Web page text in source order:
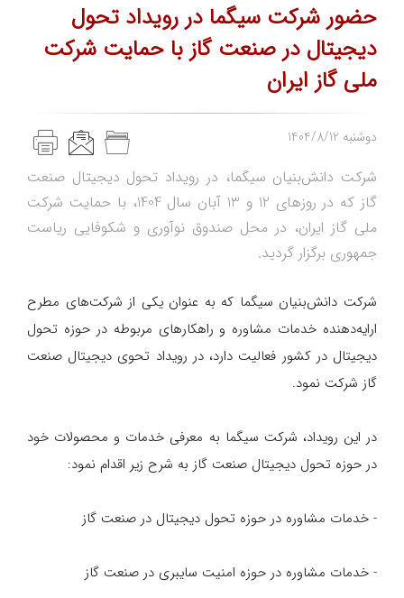
حضور شرکت سیگما در رویداد تحول
دیجیتال در صنعت گاز با حمایت شرکت
ملی گاز ایران
1404/8/12 دوشنبه
شرکت دانش‌بنیان سیگما، در رویداد تحول دیجیتال صنعت
گاز که در روزهای 12 و 13 آبان سال 1404، با حمایت شرکت
ملی گاز ایران، در محل صندوق نوآوری و شکوفایی ریاست
جمهوری برگزار گردید.
شرکت دانش‌بنیان سیگما که به عنوان یکی از شرکت‎‌های مطرح
ارایه‌دهنده خدمات مشاوره و راهکارهای مربوطه در حوزه تحول
دیجیتال در کشور فعالیت دارد، در رویداد تحوی دیجیتال صنعت
گاز شرکت نمود.
در این رویداد، شرکت سیگما به معرفی خدمات و محصولات خود
در حوزه تحول دیجیتال صنعت گاز به شرح زیر اقدام نمود:
- خدمات مشاوره در حوزه تحول دیجیتال در صنعت گاز
- خدمات مشاوره در حوزه امنیت سایبری در صنعت گاز